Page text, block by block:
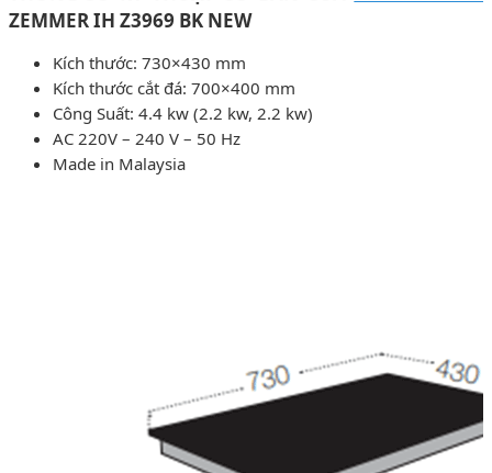
ZEMMER IH Z3969 BK NEW
Kích thước: 730×430 mm
Kích thước cắt đá: 700×400 mm
Công Suất: 4.4 kw (2.2 kw, 2.2 kw)
AC 220V – 240 V – 50 Hz
Made in Malaysia